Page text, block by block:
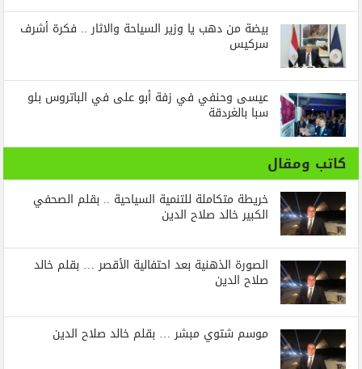
بيضة من دهب يا وزير السياحة والاثار .. فكرة أشرف
سركيس
عيسى وحنفي في زفة أبو على في الباتروس بلو
سبا بالغردقة
كاتب ومقال
خريطة متكاملة للتنمية السياحية .. بقلم الصحفي
الكبير خالد صلاح الدين
الصورة الذهنية بعد احتفالية الأقصر … بقلم خالد
صلاح الدين
موسم شتوي مبشر … بقلم خالد صلاح الدين